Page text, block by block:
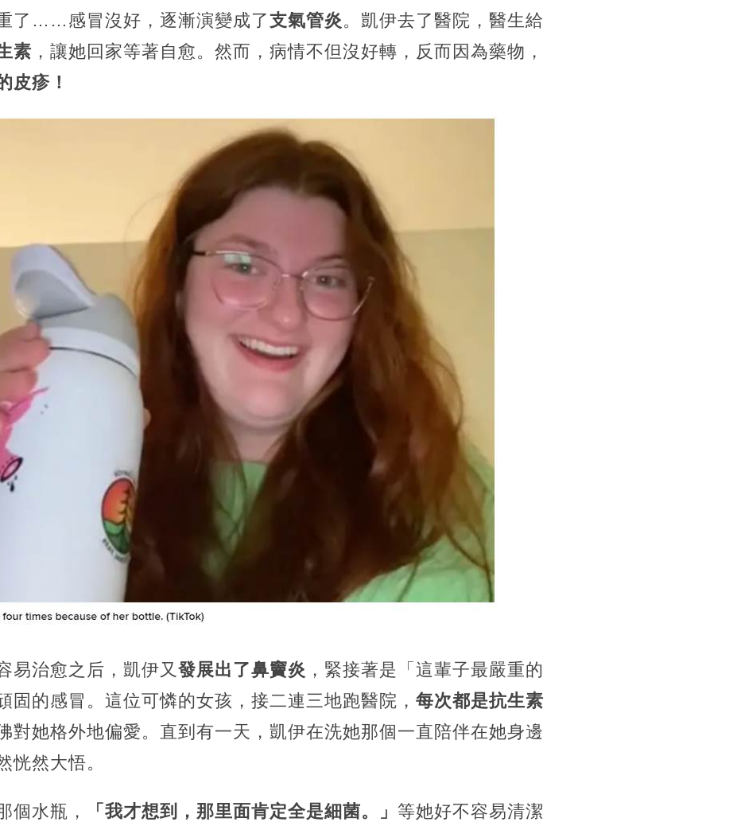
了……感冒沒好，逐漸演變成了支氣管炎。凱伊去了醫院，醫生給
素 ，讓她回家等著自愈。然而，病情不但沒好轉，反而因為藥物，
皮疹！
易治愈之后，凱伊又發展出了鼻竇炎 ，緊接著是「這輩子最嚴重的
固的感冒。這位可憐的女孩，接二連三地跑醫院， 每次都是抗生素
對她格外地偏愛。直到有一天，凱伊在洗她那個一直陪伴在她身邊
恍然大悟。
個水瓶， 「我才想到，那里面肯定全是細菌。」 等她好不容易清潔